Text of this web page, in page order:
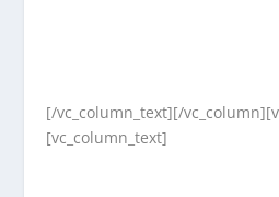
[/vc_column_text][/
[vc_column_text]